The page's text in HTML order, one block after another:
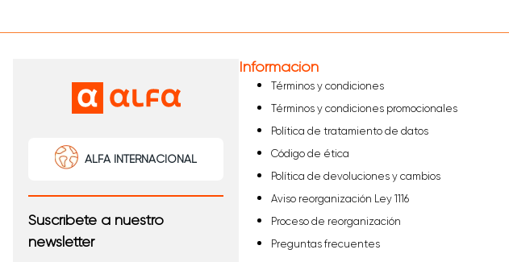
ALFA INTERNACIONAL
Suscríbete a nuestro
newsletter
Información
Términos y condiciones
Términos y condiciones promocionales
Política de tratamiento de datos
Código de ética
Política de devoluciones y cambios
Aviso reorganización Ley 1116
Proceso de reorganización
Preguntas frecuentes